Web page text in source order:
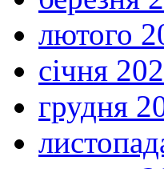
лютого
січня
грудня